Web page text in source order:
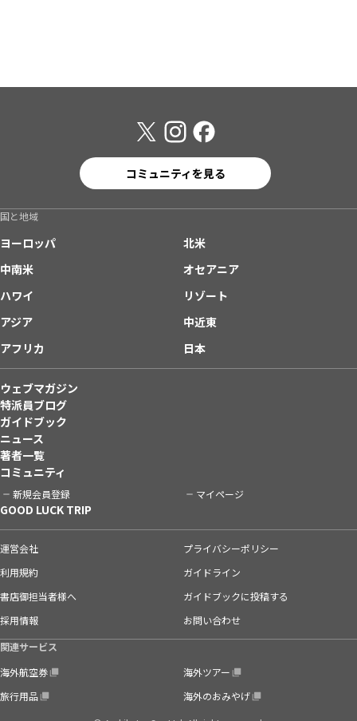
コミュニティを見る
国と地域
ヨーロッパ
北米
中南米
オセアニア
ハワイ
リゾート
アジア
中近東
アフリカ
日本
ウェブマガジン
特派員ブログ
ガイドブック
ニュース
著者一覧
コミュニティ
新規会員登録 マイページ
GOOD LUCK TRIP
運営会社
プライバシーポリシー
利用規約
ガイドライン
書店御担当者様へ
ガイドブックに投稿する
採用情報
お問い合わせ
関連サービス
海外航空券
海外ツアー
旅行用品
海外のおみやげ